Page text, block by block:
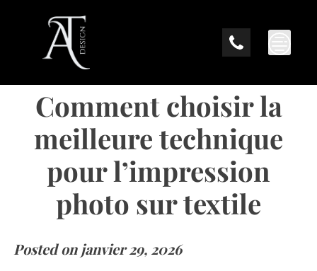
Comment choisir la
meilleure technique
pour l’impression
photo sur textile
Posted on janvier 29, 2026